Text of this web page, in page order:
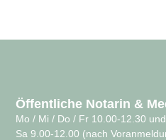
Öffentliche Notarin &
Mo / Mi / Do / Fr 10.00-12.30
Sa 9.00-12.00 (nach